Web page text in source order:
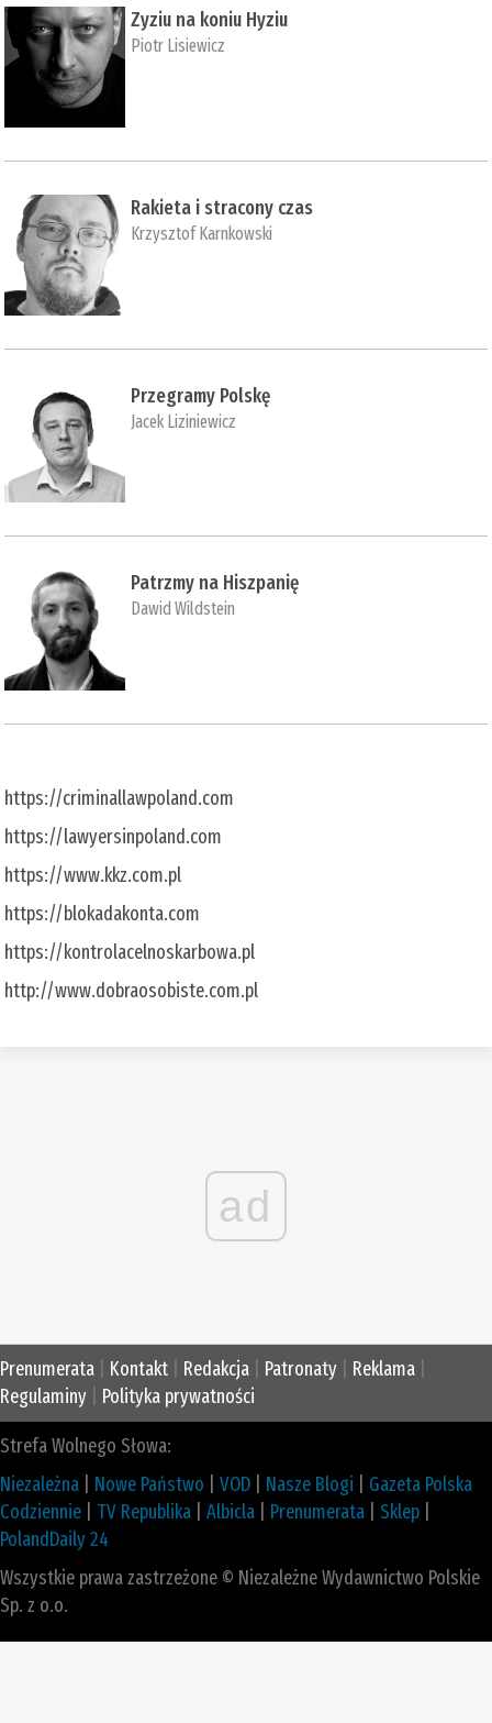
Zyziu na koniu Hyziu
Piotr Lisiewicz
Rakieta i stracony czas
Krzysztof Karnkowski
Przegramy Polskę
Jacek Liziniewicz
Patrzmy na Hiszpanię
Dawid Wildstein
https://criminallawpoland.com
https://lawyersinpoland.com
https://www.kkz.com.pl
https://blokadakonta.com
https://kontrolacelnoskarbowa.pl
http://www.dobraosobiste.com.pl
ad
Prenumerata Kontakt Redakcja Patronaty Reklama
Regulaminy
Polityka prywatności
Strefa Wolnego Słowa:
Niezależna
Nowe Państwo VOD Nasze Blogi
Gazeta Polska
Codziennie
TV Republika Albicla Prenumerata Sklep
PolandDaily 24
Wszystkie prawa zastrzeżone © Niezależne Wydawnictwo Polskie
Sp. z o.o.